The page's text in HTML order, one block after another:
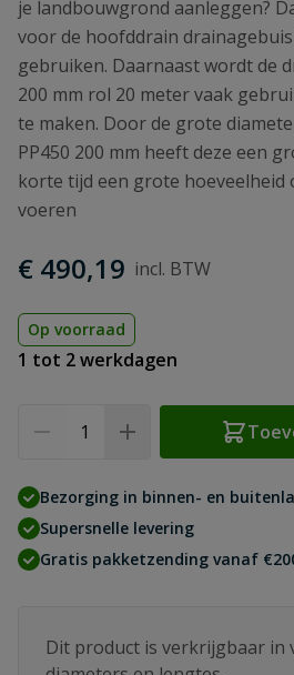
je landbouwgrond aanleggen?
voor de hoofddrain drainagebuis
gebruiken. Daarnaast wordt de
200 mm rol 20 meter vaak
te maken. Door de grote
PP450 200 mm heeft deze een
korte tijd een grote
voeren
€ 490,19
Op voorraad
1 tot 2 werkdagen
Bezorging in binnen- en
Supersnelle levering
Gratis pakketzending vanaf
Dit product is verkrijgbaar in